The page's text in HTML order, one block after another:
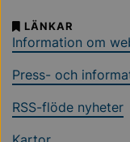
LÄNKAR
Information om
Press- och
RSS-flöde nyheter